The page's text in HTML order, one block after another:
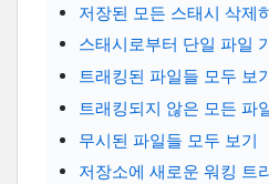
저장된 모든 스태시 삭제
스태시로부터 단일 파일
트래킹된 파일들 모두 보
트래킹되지 않은 모든 파
무시된 파일들 모두 보기
저장소에 새로운 워킹 트